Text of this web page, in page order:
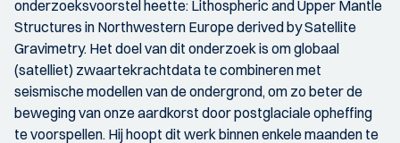
onderzoeksvoorstel heette: Lithospheric and Upper Mantle
Structures in Northwestern Europe derived by Satellite
Gravimetry. Het doel van dit onderzoek is om globaal
(satelliet) zwaartekrachtdata te combineren met
seismische modellen van de ondergrond, om zo beter de
beweging van onze aardkorst door postglaciale opheffing
te voorspellen. Hij hoopt dit werk binnen enkele maanden te